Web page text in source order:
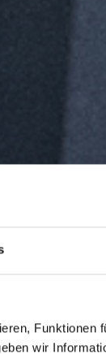
Funktionen
wir